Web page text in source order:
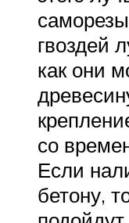
гвоздей
как они
со
Если
бетону,